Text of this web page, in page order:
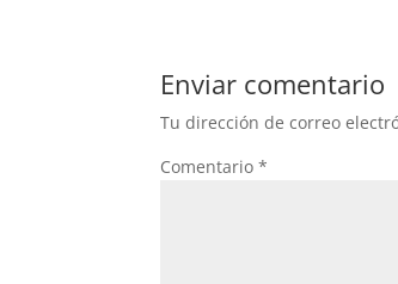
Enviar comentario
Tu dirección de correo
Comentario*